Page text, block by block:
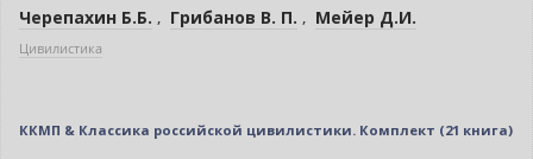
Черепахин Б.Б. , Грибанов В. П. , Мейер Д.И.
Цивилистика
ККМП & Классика российской цивилистики. Комплект (21 книга)